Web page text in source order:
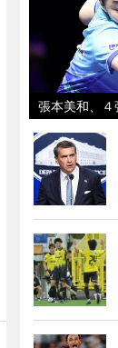
張本美和、４